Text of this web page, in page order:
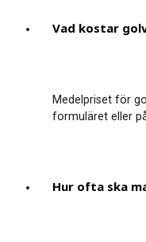
Vad kostar
Medelpriset för
formuläret eller
Hur ofta ska